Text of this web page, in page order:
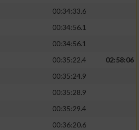
00:34:33.6
00:34:56.1
00:34:56.1
00:35:22.4
02:58:06
00:35:24.9
00:35:28.9
00:35:29.4
00:36:20.6